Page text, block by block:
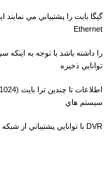
Ethernet
توانايي ذخيره
سيستم هاي
DVR با توانايي پشتيباني از شبکه ، وجود نخواهد داشت .